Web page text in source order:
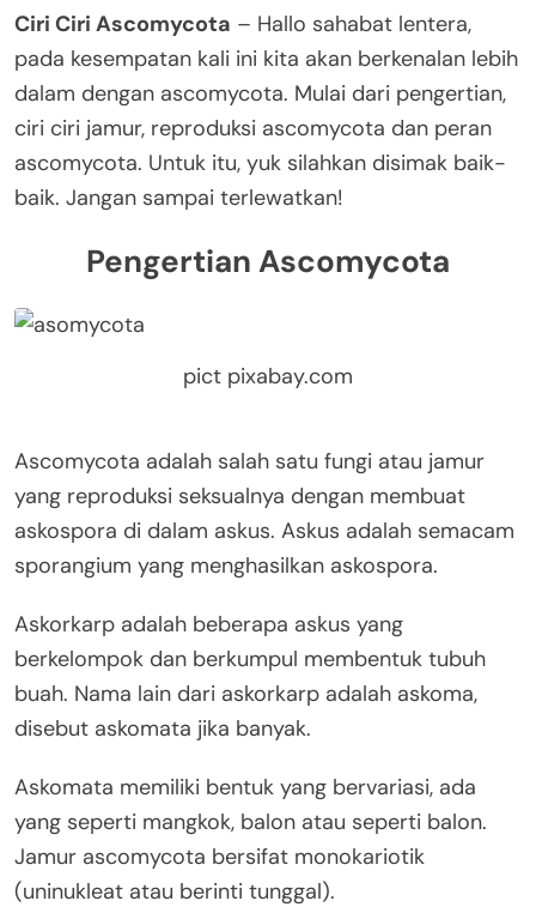
Ciri Ciri Ascomycota – Hallo sahabat lentera,
pada kesempatan kali ini kita akan berkenalan lebih
dalam dengan ascomycota. Mulai dari pengertian,
ciri ciri jamur, reproduksi ascomycota dan peran
ascomycota. Untuk itu, yuk silahkan disimak baik-
baik. Jangan sampai terlewatkan!
Pengertian Ascomycota
pict pixabay.com
Ascomycota adalah salah satu fungi atau jamur
yang reproduksi seksualnya dengan membuat
askospora di dalam askus. Askus adalah semacam
sporangium yang menghasilkan askospora.
Askorkarp adalah beberapa askus yang
berkelompok dan berkumpul membentuk tubuh
buah. Nama lain dari askorkarp adalah askoma,
disebut askomata jika banyak.
Askomata memiliki bentuk yang bervariasi, ada
yang seperti mangkok, balon atau seperti balon.
Jamur ascomycota bersifat monokariotik
(uninukleat atau berinti tunggal).